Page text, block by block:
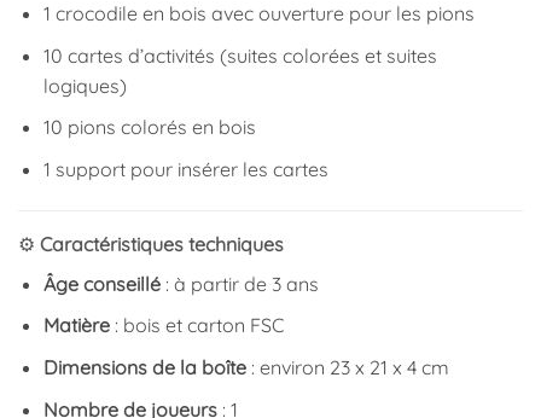
1 crocodile en bois avec ouverture pour les pions
10 cartes d’activités (suites colorées et suites
logiques)
10 pions colorés en bois
1 support pour insérer les cartes
⚙️ Caractéristiques techniques
Âge conseillé: à partir de 3 ans
Matière: bois et carton FSC
Dimensions de la boîte: environ 23 x 21 x 4 cm
Nombre de joueurs: 1